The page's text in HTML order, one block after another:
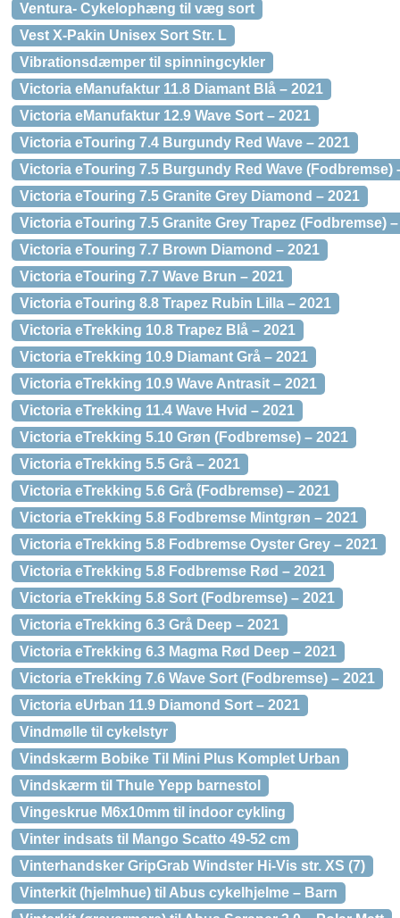
Ventura- Cykelophæng til væg sort
Vest X-Pakin Unisex Sort Str. L
Vibrationsdæmper til spinningcykler
Victoria eManufaktur 11.8 Diamant Blå – 2021
Victoria eManufaktur 12.9 Wave Sort – 2021
Victoria eTouring 7.4 Burgundy Red Wave – 2021
Victoria eTouring 7.5 Burgundy Red Wave (Fodbremse)
Victoria eTouring 7.5 Granite Grey Diamond – 2021
Victoria eTouring 7.5 Granite Grey Trapez (Fodbremse) –
Victoria eTouring 7.7 Brown Diamond – 2021
Victoria eTouring 7.7 Wave Brun – 2021
Victoria eTouring 8.8 Trapez Rubin Lilla – 2021
Victoria eTrekking 10.8 Trapez Blå – 2021
Victoria eTrekking 10.9 Diamant Grå – 2021
Victoria eTrekking 10.9 Wave Antrasit – 2021
Victoria eTrekking 11.4 Wave Hvid – 2021
Victoria eTrekking 5.10 Grøn (Fodbremse) – 2021
Victoria eTrekking 5.5 Grå – 2021
Victoria eTrekking 5.6 Grå (Fodbremse) – 2021
Victoria eTrekking 5.8 Fodbremse Mintgrøn – 2021
Victoria eTrekking 5.8 Fodbremse Oyster Grey – 2021
Victoria eTrekking 5.8 Fodbremse Rød – 2021
Victoria eTrekking 5.8 Sort (Fodbremse) – 2021
Victoria eTrekking 6.3 Grå Deep – 2021
Victoria eTrekking 6.3 Magma Rød Deep – 2021
Victoria eTrekking 7.6 Wave Sort (Fodbremse) – 2021
Victoria eUrban 11.9 Diamond Sort – 2021
Vindmølle til cykelstyr
Vindskærm Bobike Til Mini Plus Komplet Urban
Vindskærm til Thule Yepp barnestol
Vingeskrue M6x10mm til indoor cykling
Vinter indsats til Mango Scatto 49-52 cm
Vinterhandsker GripGrab Windster Hi-Vis str. XS (7)
Vinterkit (hjelmhue) til Abus cykelhjelme – Barn